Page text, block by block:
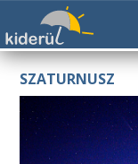
SZATURNUSZ